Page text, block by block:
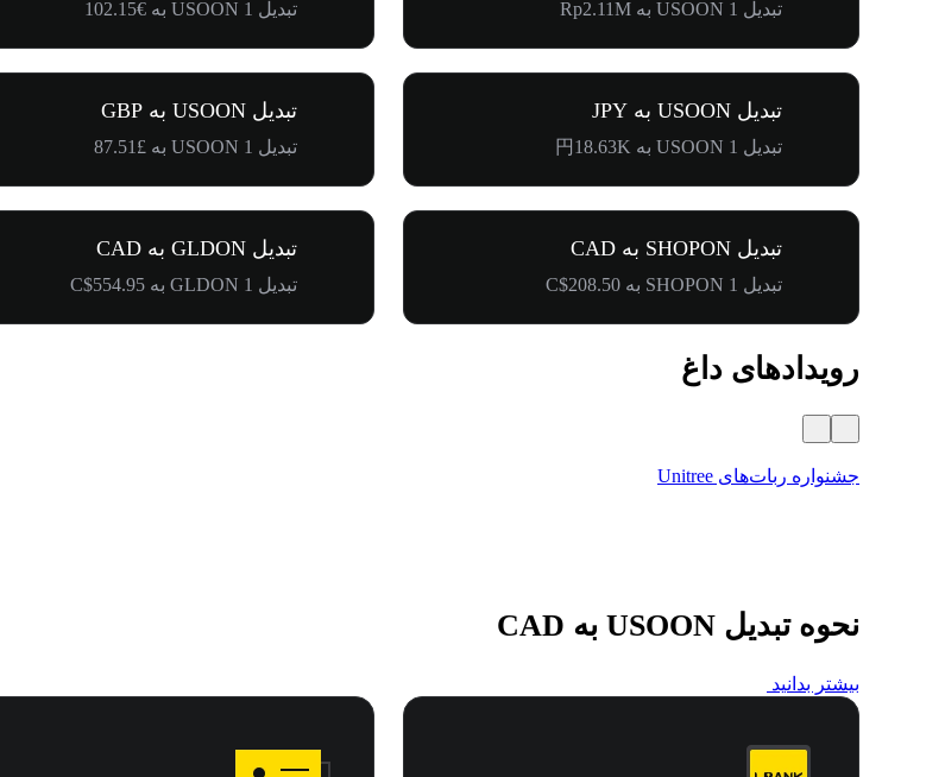
تبدیل 1 USOON به Rp2.11M تبدیل 1 USOON به €102.15
تبدیل USOON به JPY
تبدیل 1 USOON به 円18.63K
تبدیل USOON به GBP
تبدیل 1 USOON به £87.51
تبدیل SHOPON به CAD
تبدیل 1 SHOPON به C$208.50
تبدیل GLDON به CAD
تبدیل 1 GLDON به C$554.95
رویدادهای داغ
جشنواره ربات‌های Unitree
نحوه تبدیل USOON به CAD
بیشتر بدانید